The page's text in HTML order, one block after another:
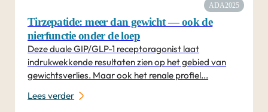
ADA2025
Tirzepatide: meer dan gewicht — ook de
nierfunctie onder de loep
Deze duale GIP/GLP-1 receptoragonist laat
indrukwekkende resultaten zien op het gebied van
gewichtsverlies. Maar ook het renale profiel...
Lees verder